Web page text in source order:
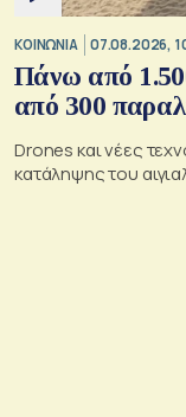
ΚΟΙΝΩΝΙΑ 07.08.2026,
Πάνω από
από 300
Drones και νέες
κατάληψης του